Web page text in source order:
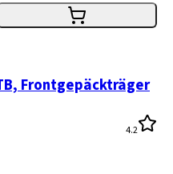
Frontgepäckträger
4.2